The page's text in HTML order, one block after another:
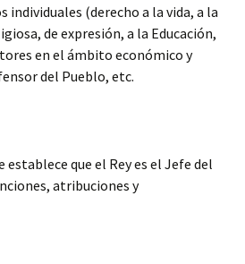
individuales (derecho a la vida, a la
de expresión, a la Educación,
en el ámbito económico y
del Pueblo, etc.
establece que el Rey es el Jefe del
atribuciones y